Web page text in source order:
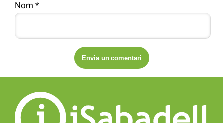
Nom *